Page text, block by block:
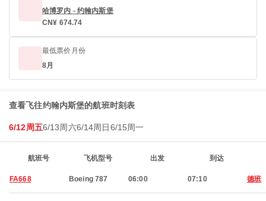
哈博罗内 - 约翰内斯堡
CN¥ 674.74
最低票价月份
8月
查看飞往约翰内斯堡的航班时刻表
6/12周五6/13周六6/14周日6/15周一
航班号 飞机型号 出发 到达
FA668 Boeing 787 06:00 07:10 德班